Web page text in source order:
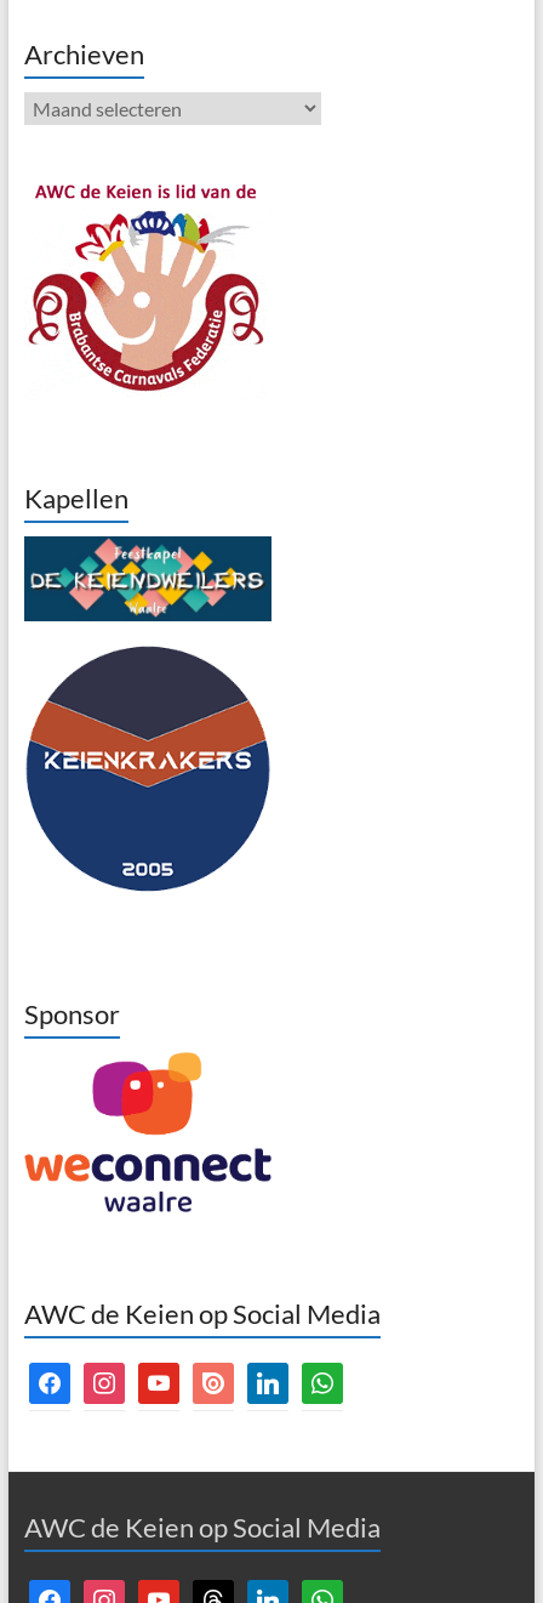
Archieven
Archieven
Kapellen
Sponsor
AWC de Keien op Social Media
facebookinstagramyoutubeissuu linkedinwhatsapp
AWC de Keien op Social Media
facebookinstagramyoutube threads linkedin whatsapp